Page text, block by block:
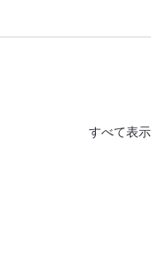
すべて表示